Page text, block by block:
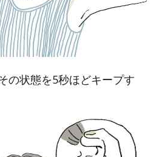
の状態を5秒ほどキープす